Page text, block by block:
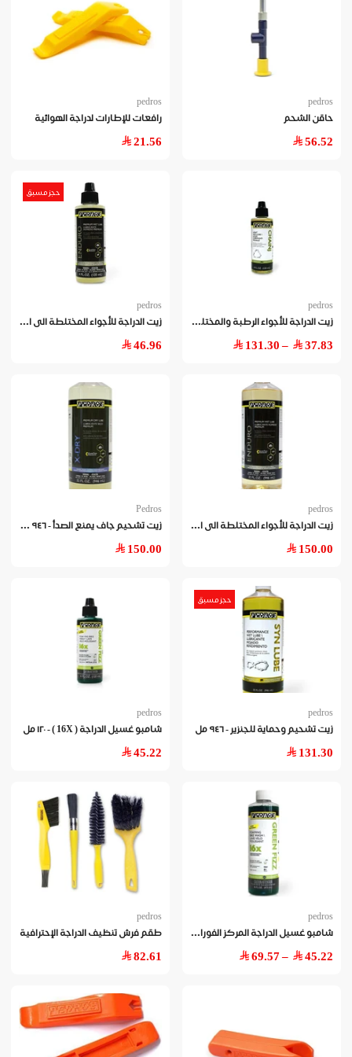
pedros
حاقن الشحم
56.52
pedros
رافعات للإطارات لدراجة الهوائية
21.56
pedros
زيت
الدراجة للأجواء الرطبة والمختلطة
37.83
– 131.30
حجز مسبق
pedros
زيت
الدراجة للأجواء المختلطة الى الرطبة - ١٢٠ مل
46.96
pedros
زيت
الدراجة للأجواء المختلطة الى الرطبة - ٩٤٦ مل
150.00
Pedros
زيت
تشحيم جاف يمنع الصدأ - ٩٤٦ مل
150.00
حجز مسبق
pedros
زيت تشحيم وحماية للجنزير - ٩٤٦ مل
131.30
pedros
شامبو غسيل الدراجة ( 16X ) - ١٢٠ مل
45.22
pedros
شام
بو غسيل الدراجة المركز الفوران الأخضر ( 16X )
45.22
– 69.57
pedros
طقم فرش تنظيف الدراجة الإحترافية
82.61